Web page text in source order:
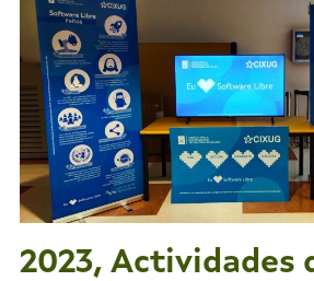
2023, Actividades
OSL